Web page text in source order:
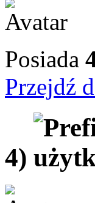
Posiada
Przejdź
4)